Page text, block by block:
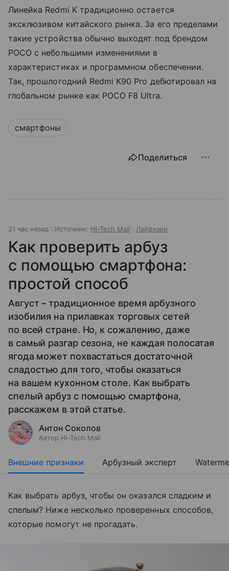
Линейка Redmi K традиционно остается
эксклюзивом китайского рынка. За его пределами
такие устройства обычно выходят под брендом
POCO с небольшими изменениями в
характеристиках и программном обеспечении.
Так, прошлогодний Redmi K90 Pro дебютировал на
глобальном рынке как POCO F8 Ultra.
смартфоны
Поделиться
21 час назад Источник: Hi-Tech Mail Лайфхаки
Как проверить арбуз
с помощью смартфона:
простой способ
Август – традиционное время арбузного
изобилия на прилавках торговых сетей
по всей стране. Но, к сожалению, даже
в самый разгар сезона, не каждая полосатая
ягода может похвастаться достаточной
сладостью для того, чтобы оказаться
на вашем кухонном столе. Как выбрать
спелый арбуз с помощью смартфона,
расскажем в этой статье.
Антон Соколов
Автор Hi-Tech Mail
Внешние признаки Арбузный эксперт
Как выбрать арбуз, чтобы он оказался сладким и
спелым? Ниже несколько проверенных способов,
которые помогут не прогадать.